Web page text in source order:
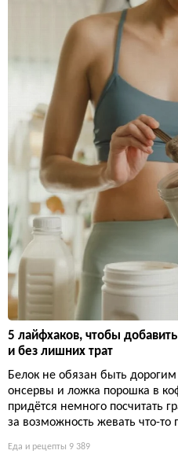
5 лайфхаков, чтобы
и без лишних трат
Белок не обязан быть
онсервы и ложка порошка в
придётся немного посчитать
за возможность жевать что-то
Еда и рецепты 9 389